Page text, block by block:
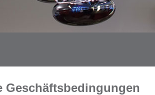
Geschäftsbedingungen